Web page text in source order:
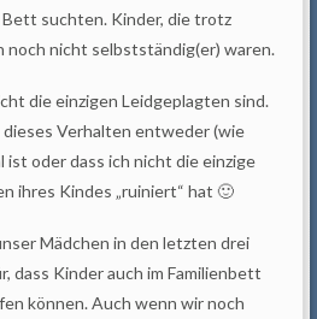
suchten. Kinder, die trotz
noch nicht selbstständig(er) waren.
die einzigen Leidgeplagten sind.
dieses Verhalten entweder (wie
ist oder dass ich nicht die einzige
ihres Kindes „ruiniert“ hat 🙂
Mädchen in den letzten drei
dass Kinder auch im Familienbett
können. Auch wenn wir noch